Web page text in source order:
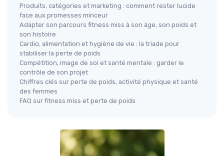
Produits, catégories et marketing : comment rester lucide
face aux promesses minceur
Adapter son parcours fitness miss à son âge, son poids et
son histoire
Cardio, alimentation et hygiène de vie : la triade pour
stabiliser la perte de poids
Compétition, image de soi et santé mentale : garder le
contrôle de son projet
Chiffres clés sur perte de poids, activité physique et santé
des femmes
FAQ sur fitness miss et perte de poids